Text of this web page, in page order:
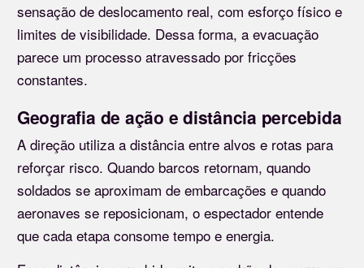
sensação de deslocamento real, com esforço físico e
limites de visibilidade. Dessa forma, a evacuação
parece um processo atravessado por fricções
constantes.
Geografia de ação e distância percebida
A direção utiliza a distância entre alvos e rotas para
reforçar risco. Quando barcos retornam, quando
soldados se aproximam de embarcações e quando
aeronaves se reposicionam, o espectador entende
que cada etapa consome tempo e energia.